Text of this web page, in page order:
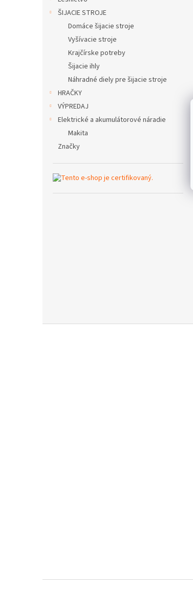
ŠIJACIE STROJE
Domáce šijacie stroje
Vyšívacie stroje
Krajčírske potreby
Šijacie ihly
Náhradné diely pre šijacie stroje
HRAČKY
VÝPREDAJ
Elektrické a akumulátorové náradie
Makita
Značky